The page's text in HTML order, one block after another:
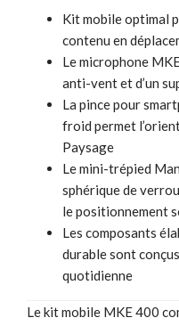
Kit mobile optimal
contenu en
Le microphone
anti-vent et d’un
La pince pour
froid permet
Paysage
Le mini-trépied
sphérique de
le positionnement
Les composants
durable sont
quotidienne
Le kit mobile MKE 400